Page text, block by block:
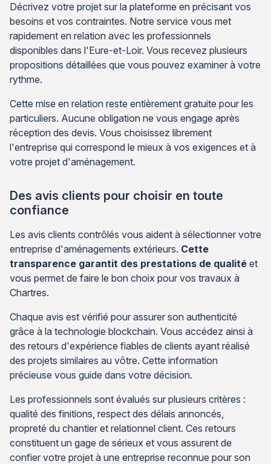
Décrivez votre projet sur la plateforme en précisant vos
besoins et vos contraintes. Notre service vous met
rapidement en relation avec les professionnels
disponibles dans l'Eure-et-Loir. Vous recevez plusieurs
propositions détaillées que vous pouvez examiner à votre
rythme.
Cette mise en relation reste entièrement gratuite pour les
particuliers. Aucune obligation ne vous engage après
réception des devis. Vous choisissez librement
l'entreprise qui correspond le mieux à vos exigences et à
votre projet d'aménagement.
Des avis clients pour choisir en toute
confiance
Les avis clients contrôlés vous aident à sélectionner votre
entreprise d'aménagements extérieurs. Cette
transparence garantit des prestations de qualité et
vous permet de faire le bon choix pour vos travaux à
Chartres.
Chaque avis est vérifié pour assurer son authenticité
grâce à la technologie blockchain. Vous accédez ainsi à
des retours d'expérience fiables de clients ayant réalisé
des projets similaires au vôtre. Cette information
précieuse vous guide dans votre décision.
Les professionnels sont évalués sur plusieurs critères :
qualité des finitions, respect des délais annoncés,
propreté du chantier et relationnel client. Ces retours
constituent un gage de sérieux et vous assurent de
confier votre projet à une entreprise reconnue pour son